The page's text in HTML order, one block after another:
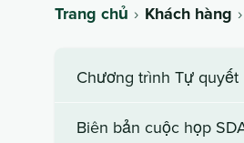
Trang chủ Khách hàng
Chương trình Tự quyết
Biên bản cuộc họp